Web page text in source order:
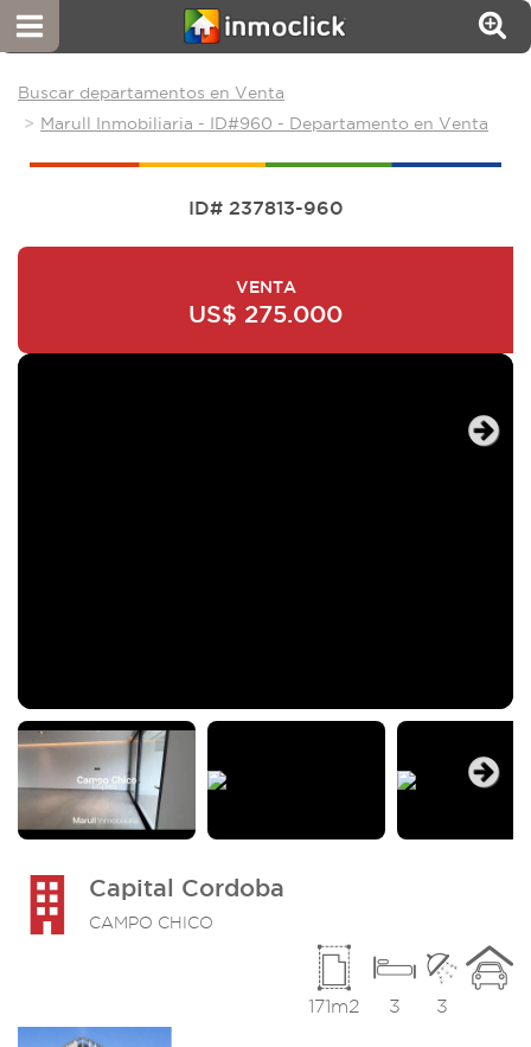
Buscar departamentos en Venta
Marull Inmobiliaria - ID#960 - Departamento en Venta
ID# 237813-960
VENTA
US$ 275.000
Capital Cordoba
CAMPO CHICO
3
3
171m2